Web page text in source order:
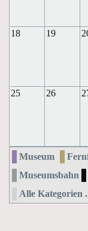
18 19
25 26
Museum
Museumsbahn
Alle Kategorien